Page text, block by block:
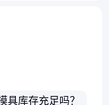
具库存充足吗？